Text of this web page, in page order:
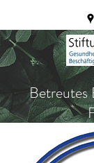
Betreutes